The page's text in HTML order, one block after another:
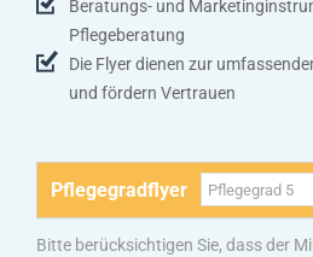
Beratungs- und
Pflegeberatung
Die Flyer dienen zur
und fördern Vertrauen
Pflegegradflyer
Bitte berücksichtigen Sie, dass der